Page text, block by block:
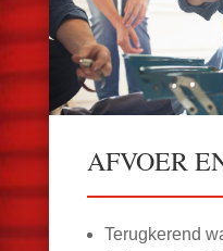
AFVOER
Terugkerend